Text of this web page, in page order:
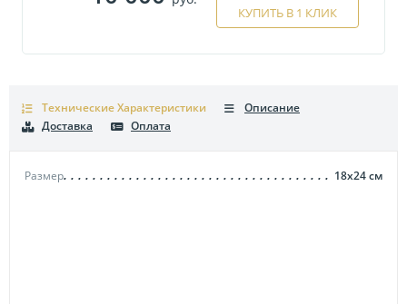
КУПИТЬ В 1 КЛИК
Технические Характеристики
Размер 18х24см
Описание
Доставка
Оплата